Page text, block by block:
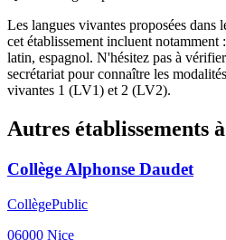
Les langues vivantes proposées dans
cet établissement incluent notamment
latin, espagnol. N'hésitez pas à
secrétariat pour connaître les
vivantes 1 (LV1) et 2 (LV2).
Autres établissements à
Collège Alphonse Daudet
CollègePublic
06000 Nice